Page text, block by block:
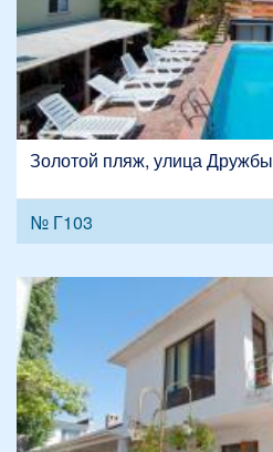
Золотой пляж, улица Дружбы
№ Г103